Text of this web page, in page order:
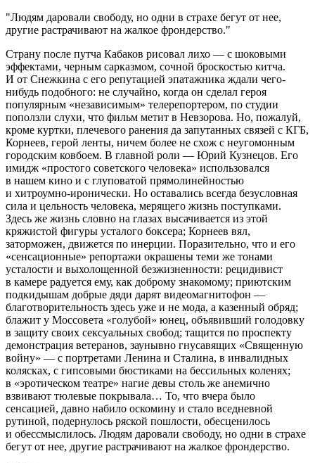
Людям даровали свободу, но одни в страхе бегут от нее,
другие растрачивают на жалкое фрондерство.
Страну после путча Кабаков рисовал лихо — с шоковыми
эффектами, черным сарказмом, сочной броскостью китча.
И от Снежкина с его репутацией эпатажника ждали чего-
нибудь подобного: не случайно, когда он сделал героя
популярным «независимым» телерепортером, по студии
поползли слухи, что фильм метит в Невзорова. Но, пожалуй,
кроме куртки, плечевого ранения да запутанных связей с КГБ,
Корнеев, герой ленты, ничем более не схож с неугомонным
городским ковбоем. В главной роли — Юрий Кузнецов. Его
имидж «простого советского человека» использовался
в нашем кино и с глуповатой прямолинейностью
и хитроумно-иронически. Но оставались всегда безусловная
сила и цельность человека, мерящего жизнь поступками.
Здесь же жизнь словно на глазах высачивается из этой
кряжистой фигуры усталого боксера; Корнеев вял,
заторможен, движется по инерции. Поразительно, что и его
«сенсационные» репортажи окрашены теми же тонами
усталости и выхолощенной безжизненности: рецидивист
в камере радуется ему, как доброму знакомому; приютским
подкидышам добрые дяди дарят видеомагнитофон —
благотворительность здесь уже и не мода, а казенный обряд;
блажит у Моссовета «голубой» юнец, объявивший голодовку
в защиту своих сексуальных свобод; тащится по проспекту
демонстрация ветеранов, заунывно гнусавящих «Священную
войну» — с портретами Ленина и Сталина, в инвалидных
колясках, с гипсовыми бюстиками на бессильных коленях;
в «эротическом театре» нагие девы столь же анемично
взвивают тюлевые покрывала… То, что вчера было
сенсацией, давно набило оскомину и стало вседневной
рутиной, подернулось ряской пошлости, обесценилось
и обессмыслилось. Людям даровали свободу, но одни в страхе
бегут от нее, другие растрачивают на жалкое фрондерство.